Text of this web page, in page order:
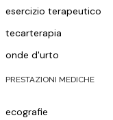
esercizio terapeutico
tecarterapia
onde d'urto
PRESTAZIONI MEDICHE
ecografie